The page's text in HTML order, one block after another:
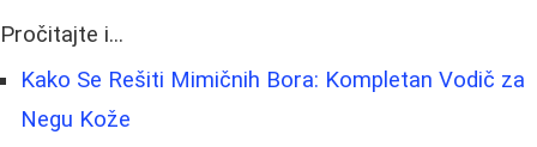
Pročitajte i...
Kako Se Rešiti Mimičnih Bora: Kompletan Vodič za
Negu Kože